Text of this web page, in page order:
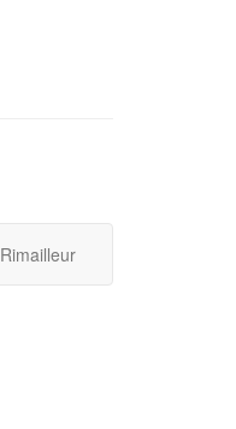
Rimailleur